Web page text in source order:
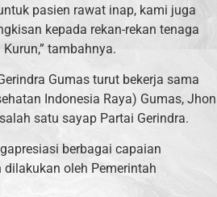
pasien rawat inap, kami juga
kepada rekan-rekan tenaga
tambahnya.
Gumas turut bekerja sama
Indonesia Raya) Gumas, Jhon
satu sayap Partai Gerindra.
berbagai capaian
oleh Pemerintah